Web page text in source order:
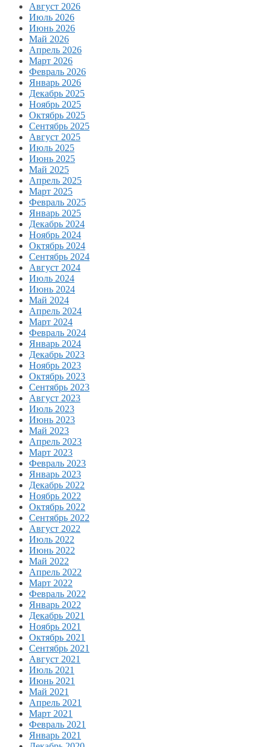
Август 2026
Июль 2026
Июнь 2026
Май 2026
Апрель 2026
Март 2026
Февраль 2026
Январь 2026
Декабрь 2025
Ноябрь 2025
Октябрь 2025
Сентябрь 2025
Август 2025
Июль 2025
Июнь 2025
Май 2025
Апрель 2025
Март 2025
Февраль 2025
Январь 2025
Декабрь 2024
Ноябрь 2024
Октябрь 2024
Сентябрь 2024
Август 2024
Июль 2024
Июнь 2024
Май 2024
Апрель 2024
Март 2024
Февраль 2024
Январь 2024
Декабрь 2023
Ноябрь 2023
Октябрь 2023
Сентябрь 2023
Август 2023
Июль 2023
Июнь 2023
Май 2023
Апрель 2023
Март 2023
Февраль 2023
Январь 2023
Декабрь 2022
Ноябрь 2022
Октябрь 2022
Сентябрь 2022
Август 2022
Июль 2022
Июнь 2022
Май 2022
Апрель 2022
Март 2022
Февраль 2022
Январь 2022
Декабрь 2021
Ноябрь 2021
Октябрь 2021
Сентябрь 2021
Август 2021
Июль 2021
Июнь 2021
Май 2021
Апрель 2021
Март 2021
Февраль 2021
Январь 2021